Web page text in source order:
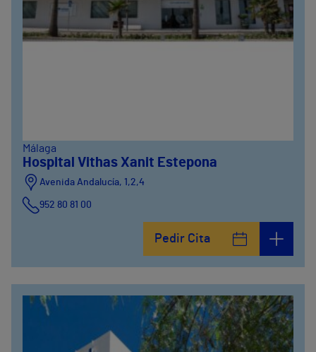
Málaga
Hospital Vithas Xanit Estepona
Avenida Andalucía, 1,2,4
952 80 81 00
Pedir Cita